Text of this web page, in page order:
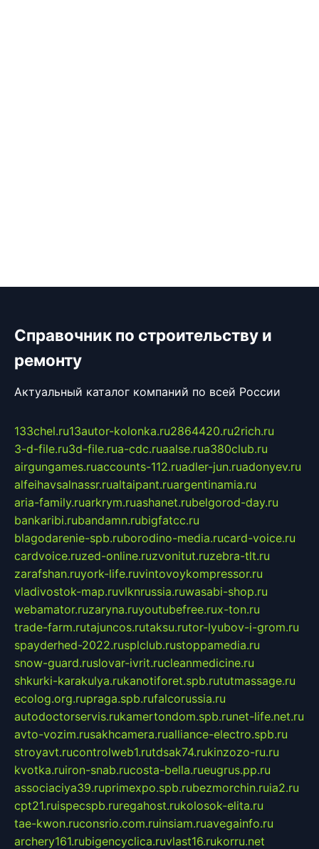
Справочник по строительству и
ремонту
Актуальный каталог компаний по всей России
133chel.ru13autor-kolonka.ru2864420.ru2rich.ru
3-d-file.ru3d-file.rua-cdc.ruaalse.rua380club.ru
airgungames.ruaccounts-112.ruadler-jun.ruadonyev.ru
alfeihavsalnassr.rualtaipant.ruargentinamia.ru
aria-family.ruarkrym.ruashanet.rubelgorod-day.ru
bankaribi.rubandamn.rubigfatcc.ru
blagodarenie-spb.ruborodino-media.rucard-voice.ru
cardvoice.ruzed-online.ruzvonitut.ruzebra-tlt.ru
zarafshan.ruyork-life.ruvintovoykompressor.ru
vladivostok-map.ruvlknrussia.ruwasabi-shop.ru
webamator.ruzaryna.ruyoutubefree.rux-ton.ru
trade-farm.rutajuncos.rutaksu.rutor-lyubov-i-grom.ru
spayderhed-2022.rusplclub.rustoppamedia.ru
snow-guard.ruslovar-ivrit.rucleanmedicine.ru
shkurki-karakulya.rukanotiforet.spb.rututmassage.ru
ecolog.org.rupraga.spb.rufalcorussia.ru
autodoctorservis.rukamertondom.spb.runet-life.net.ru
avto-vozim.rusakhcamera.rualliance-electro.spb.ru
stroyavt.rucontrolweb1.rutdsak74.rukinzozo-ru.ru
kvotka.ruiron-snab.rucosta-bella.rueugrus.pp.ru
associaciya39.ruprimexpo.spb.rubezmorchin.ruia2.ru
cpt21.ruispecspb.ruregahost.rukolosok-elita.ru
tae-kwon.ruconsrio.com.ruinsiam.ruavegainfo.ru
archery161.rubigencyclica.ruvlast16.rukorru.net